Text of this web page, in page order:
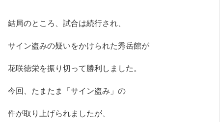
結局のところ、試合は続行され、
サイン盗みの疑いをかけられた秀岳館が
花咲徳栄を振り切って勝利しました。
今回、たまたま「サイン盗み」の
件が取り上げられましたが、